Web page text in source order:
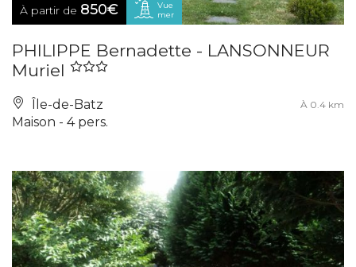
À partir de 850€
Vue
mer
PHILIPPE Bernadette - LANSONNEUR
Muriel
Île-de-Batz À 0.4 km
Maison - 4 pers.